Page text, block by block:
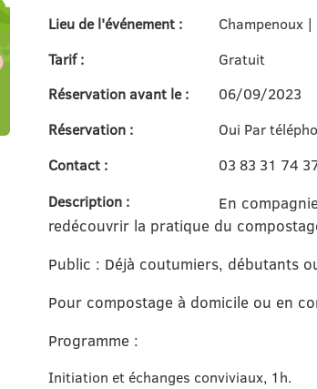
Lieu de l'événement :
Champenoux
Tarif :
Gratuit
Réservation avant le :
06/09/2023
Réservation :
Oui Par
Contact :
03 83 31 74
Description :
En
redécouvrir la pratique du
Public : Déjà coutumiers, débutants
Pour compostage à domicile ou en
Programme :
Initiation et échanges conviviaux, 1h.